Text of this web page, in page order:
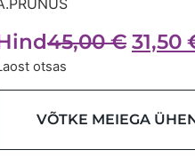
45,00€ 31,50
otsas
VÕTKE MEIEGA